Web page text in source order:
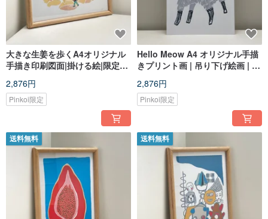
大きな生姜を歩くA4オリジナル
手描き印刷図面|掛ける絵|限定版|
2,876円
Pinkoi限定
Hello Meow A4 オリジナル手描
きプリント画 | 吊り下げ絵画 | 限
2,876円
Pinkoi限定
送料無料 送料無料